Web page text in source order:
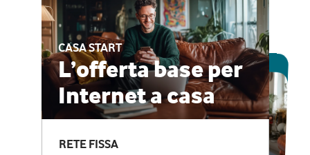
CASA START
L’offerta base per
Internet a casa
RETE FISSA
ESCLUSIVA ONLINE
CASA PRO
Internet veloce e